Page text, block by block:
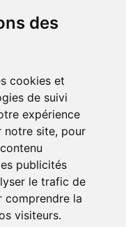
des
cookies et
de suivi
expérience
notre site, pour
publicités
le trafic de
comprendre la
visiteurs.
et 230.000
aux métiers de la
de recherche